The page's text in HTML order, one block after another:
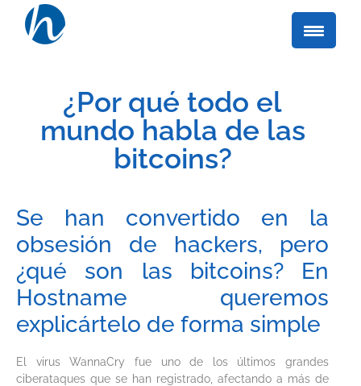
¿Por qué todo el
mundo habla de las
bitcoins?
Se han convertido en la
obsesión de hackers, pero
¿qué son las bitcoins? En
Hostname queremos
explicártelo de forma simple
El virus WannaCry fue uno de los últimos grandes
ciberataques que se han registrado, afectando a más de